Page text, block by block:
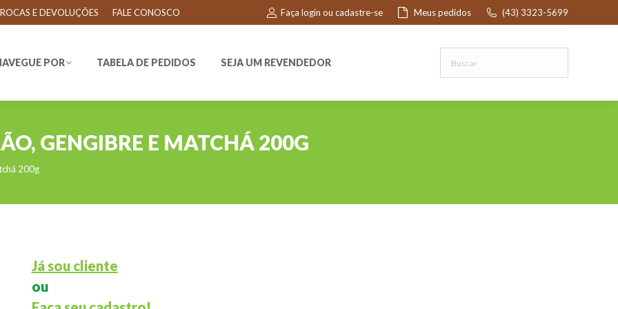
E DEVOLUÇÕES FALE CONOSCO Faça login ou cadastre-se Meus pedidos (43) 3323-5699
POR TABELA DE PEDIDOS SEJA UM REVENDEDOR
GENGIBRE E MATCHÁ 200G
200g
Já sou cliente
ou
POR TABELA DE PEDIDOS SEJA UM REVENDEDOR